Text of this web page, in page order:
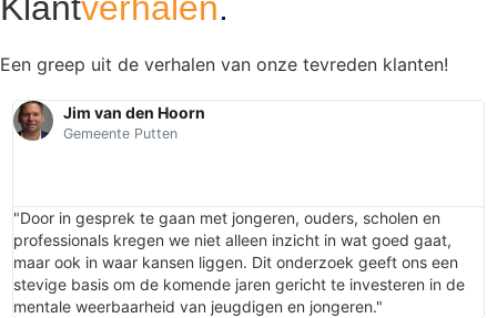
Klantverhalen.
Een greep uit de verhalen van onze tevreden klanten!
Jim van den Hoorn
Gemeente Putten
"Door in gesprek te gaan met jongeren, ouders, scholen en
professionals kregen we niet alleen inzicht in wat goed gaat,
maar ook in waar kansen liggen. Dit onderzoek geeft ons een
stevige basis om de komende jaren gericht te investeren in de
mentale weerbaarheid van jeugdigen en jongeren."